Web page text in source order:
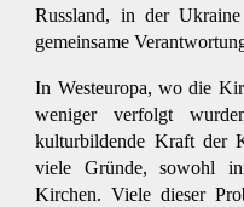
Russland, in der
gemeinsame
In Westeuropa, wo die
weniger verfolgt
kulturbildende Kraft der
viele Gründe, sowohl
Kirchen. Viele dieser